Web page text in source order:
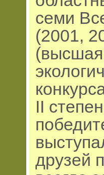
семи
(2001,
ІІ
друзей